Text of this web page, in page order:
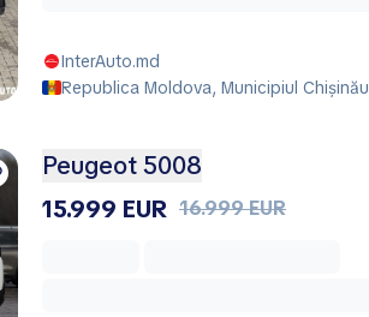
InterAuto.md
Republica Moldova, Municipiul Chișinău
Peugeot 5008
15.999 EUR 16.999 EUR